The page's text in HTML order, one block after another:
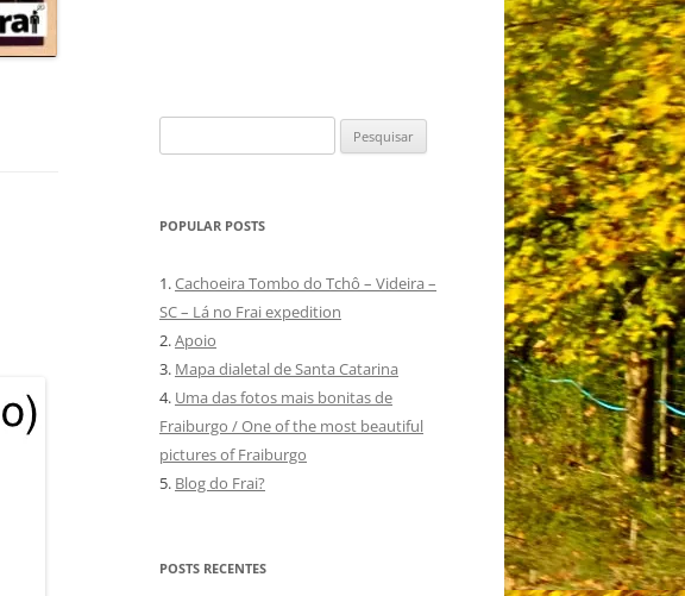
por:
POPULAR POSTS
1.Cachoeira Tombo do Tchô – Videira –
SC – Lá no Frai expedition
2.Apoio
3. Mapa dialetal de Santa Catarina
4. Uma das fotos mais bonitas de
Fraiburgo / One of the most beautiful
pictures of Fraiburgo
5. Blog do Frai?
POSTS RECENTES